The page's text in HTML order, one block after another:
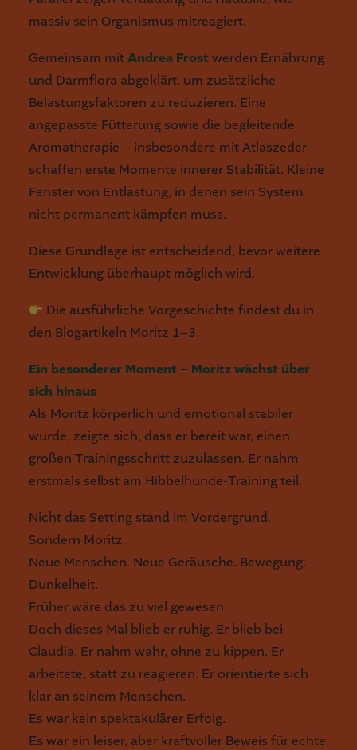
massiv sein Organismus mitreagiert.
Gemeinsam mitAndrea Frostwerden Ernährung
und Darmflora abgeklärt, um zusätzliche
Belastungsfaktoren zu reduzieren. Eine
angepasste Fütterung sowie die begleitende
Aromatherapie – insbesondere mit Atlaszeder –
schaffen erste Momente innerer Stabilität. Kleine
Fenster von Entlastung, in denen sein System
nicht permanent kämpfen muss.
Diese Grundlage ist entscheidend, bevor weitere
Entwicklung überhaupt möglich wird.
Die ausführliche Vorgeschichte findest du in
den Blogartikeln Moritz 1–3.
Ein besonderer Moment – Moritz wächst über
sich hinaus
Als Moritz körperlich und emotional stabiler
wurde, zeigte sich, dass er bereit war, einen
großen Trainingsschritt zuzulassen. Er nahm
erstmals selbst am Hibbelhunde-Training teil.
Nicht das Setting stand im Vordergrund.
Sondern Moritz.
Neue Menschen. Neue Geräusche. Bewegung.
Dunkelheit.
Früher wäre das zu viel gewesen.
Doch dieses Mal blieb er ruhig. Er blieb bei
Claudia. Er nahm wahr, ohne zu kippen. Er
arbeitete, statt zu reagieren. Er orientierte sich
klar an seinem Menschen.
Es war kein spektakulärer Erfolg.
Es war ein leiser, aber kraftvoller Beweis für echte